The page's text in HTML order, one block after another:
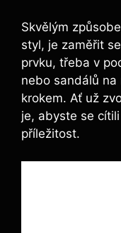
Skvělým
styl, ‌je zaměřit
prvku, třeba v
nebo sandálů
krokem. Ať ‌už
je, abyste se
příležitost.